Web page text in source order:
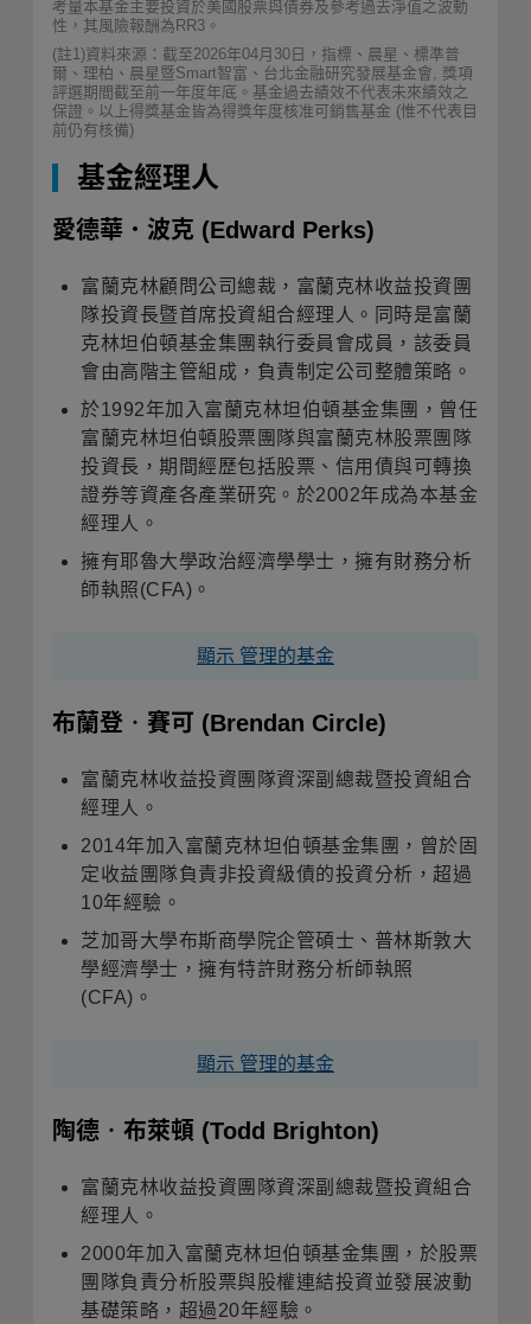
考量本基金主要投資於美國股票與債券及參考過去淨值之波動
性，其風險報酬為RR3。
(註1)資料來源：截至2026年04月30日，指標、晨星、標準普
爾、理柏、晨星暨Smart智富、台北金融研究發展基金會, 獎項
評選期間截至前一年度年底。基金過去績效不代表未來績效之
保證。以上得獎基金皆為得獎年度核准可銷售基金 (惟不代表目
前仍有核備)
基金經理人
愛德華．波克 (Edward Perks)
富蘭克林顧問公司總裁，富蘭克林收益投資團
隊投資長暨首席投資組合經理人。同時是富蘭
克林坦伯頓基金集團執行委員會成員，該委員
會由高階主管組成，負責制定公司整體策略。
於1992年加入富蘭克林坦伯頓基金集團，曾任
富蘭克林坦伯頓股票團隊與富蘭克林股票團隊
投資長，期間經歷包括股票、信用債與可轉換
證券等資產各產業研究。於2002年成為本基金
經理人。
擁有耶魯大學政治經濟學學士，擁有財務分析
師執照(CFA)。
顯示 管理的基金
布蘭登‧賽可 (Brendan Circle)
富蘭克林收益投資團隊資深副總裁暨投資組合
經理人。
2014年加入富蘭克林坦伯頓基金集團，曾於固
定收益團隊負責非投資級債的投資分析，超過
10年經驗。
芝加哥大學布斯商學院企管碩士、普林斯敦大
學經濟學士，擁有特許財務分析師執照
(CFA)。
顯示 管理的基金
陶德‧布萊頓 (Todd Brighton)
富蘭克林收益投資團隊資深副總裁暨投資組合
經理人。
2000年加入富蘭克林坦伯頓基金集團，於股票
團隊負責分析股票與股權連結投資並發展波動
基礎策略，超過20年經驗。